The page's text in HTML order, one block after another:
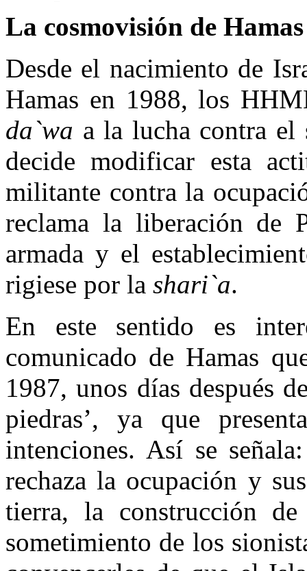
La cosmovisión de Hamas
Desde el nacimiento de
Hamas en 1988, los
da`wa a la lucha contra
decide modificar esta
militante contra la
reclama la liberación de
armada y el
rigiese por la shari`a.
En este sentido es
comunicado de Hamas
1987, unos días después
piedras’, ya que
intenciones. Así se
rechaza la ocupación y
tierra, la construcción
sometimiento de los